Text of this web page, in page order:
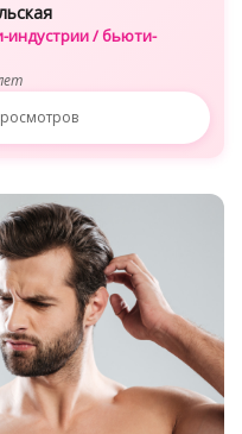
индустрии / бьюти-